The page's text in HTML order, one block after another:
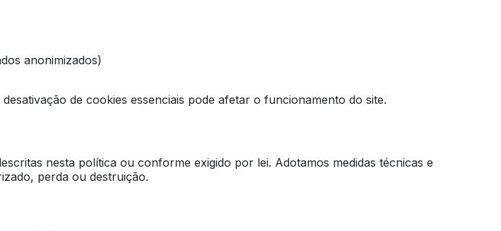
anonimizados)
de cookies essenciais pode afetar o funcionamento do site.
nesta política ou conforme exigido por lei. Adotamos medidas técnicas e
perda ou destruição.